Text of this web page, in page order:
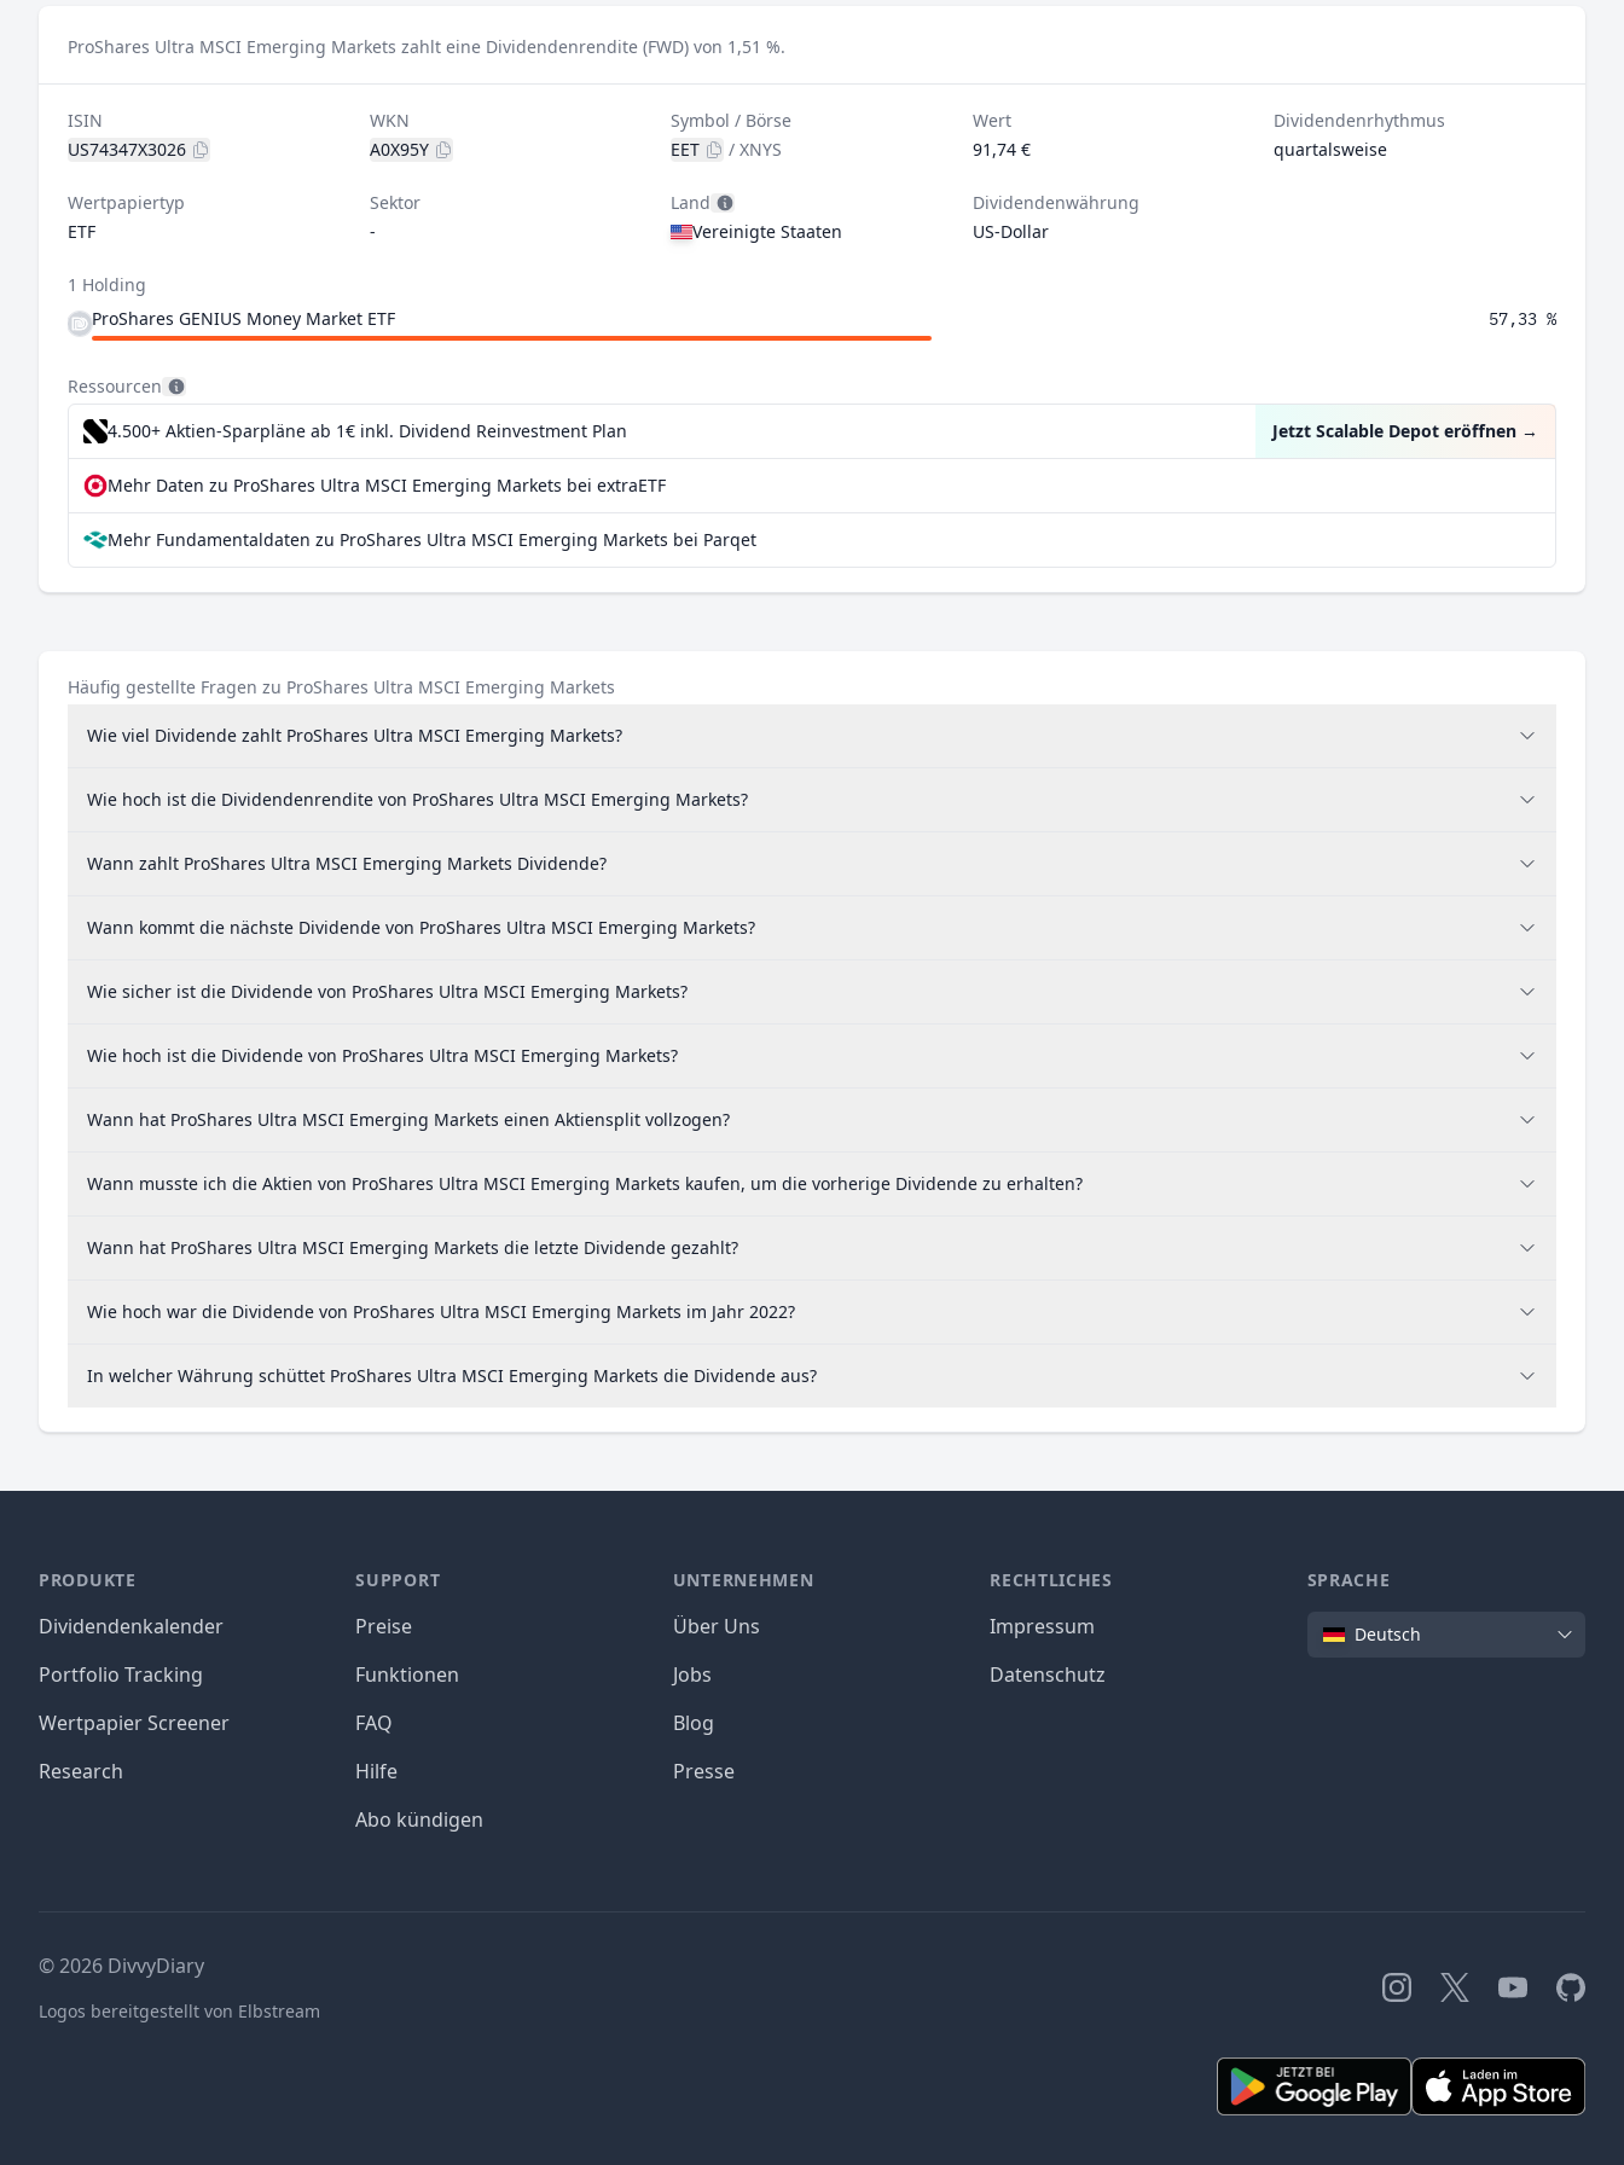
ProShares Ultra MSCI Emerging Markets zahlt eine Dividendenrendite (FWD) von 1,51 %.
ISIN
US74347X3026
WKN
A0X95Y
Symbol / Börse
EET
/XNYS
Wert
91,74 €
Dividendenrhythmus
quartalsweise
Wertpapiertyp
ETF
Sektor
-
Land
Vereinigte Staaten
Dividendenwährung
US-Dollar
1 Holding
ProShares GENIUS Money Market ETF
57,33 %
Ressourcen
4.500+ Aktien-Sparpläne ab 1€ inkl. Dividend Reinvestment Plan Jetzt Scalable Depot eröffnen →
Mehr Daten zu ProShares Ultra MSCI Emerging Markets bei extraETF
Mehr Fundamentaldaten zu ProShares Ultra MSCI Emerging Markets bei Parqet
Häufig gestellte Fragen zu ProShares Ultra MSCI Emerging Markets
Wie viel Dividende zahlt ProShares Ultra MSCI Emerging Markets?
Wie hoch ist die Dividendenrendite von ProShares Ultra MSCI Emerging Markets?
Wann zahlt ProShares Ultra MSCI Emerging Markets Dividende?
Wann kommt die nächste Dividende von ProShares Ultra MSCI Emerging Markets?
Wie sicher ist die Dividende von ProShares Ultra MSCI Emerging Markets?
Wie hoch ist die Dividende von ProShares Ultra MSCI Emerging Markets?
Wann hat ProShares Ultra MSCI Emerging Markets einen Aktiensplit vollzogen?
Wann musste ich die Aktien von ProShares Ultra MSCI Emerging Markets kaufen, um die vorherige Dividende zu erhalten?
Wann hat ProShares Ultra MSCI Emerging Markets die letzte Dividende gezahlt?
Wie hoch war die Dividende von ProShares Ultra MSCI Emerging Markets im Jahr 2022?
In welcher Währung schüttet ProShares Ultra MSCI Emerging Markets die Dividende aus?
PRODUKTE
Dividendenkalender
Portfolio Tracking
Wertpapier Screener
Research
SUPPORT
Preise
Funktionen
FAQ
Hilfe
Abo kündigen
UNTERNEHMEN
Über Uns
Jobs
Blog
Presse
RECHTLICHES
Impressum
Datenschutz
SPRACHE
SpracheDeutsch
Instagram
X YouTubeGitHub
©2026 DivvyDiary
Logos bereitgestellt von Elbstream